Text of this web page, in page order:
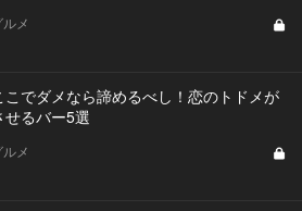
ルメ
こでダメなら諦めるべし！恋のトドメが
せるバー5選
ルメ